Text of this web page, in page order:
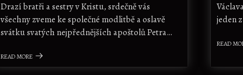
Drazí bratři a sestry v Kristu, srdečně vás
všechny zveme ke společné modlitbě a oslavě
svátku svatých nejpřednějších apoštolů Petra…
READ MORE
jeden
READ